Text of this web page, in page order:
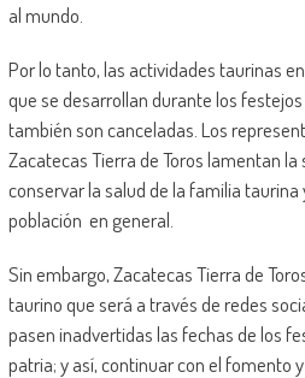
al mundo.
Por lo tanto, las actividades taurinas
que se desarrollan durante los
también son canceladas. Los
Zacatecas Tierra de Toros lamentan
conservar la salud de la familia taurina
población en general.
Sin embargo, Zacatecas Tierra de
taurino que será a través de redes
pasen inadvertidas las fechas de los
patria; y así, continuar con el fomento